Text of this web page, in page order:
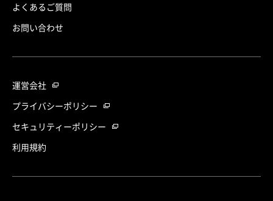
よくあるご質問
お問い合わせ
運営会社
プライバシーポリシー
セキュリティーポリシー
利用規約